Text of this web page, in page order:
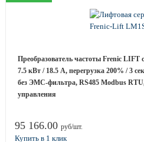
Преобразователь частоты Frenic LIFT
7.5 кВт / 18.5 A, перегрузка 200% / 3
без ЭМС-фильтра, RS485 Modbus
управления
95 166.00 руб/шт.